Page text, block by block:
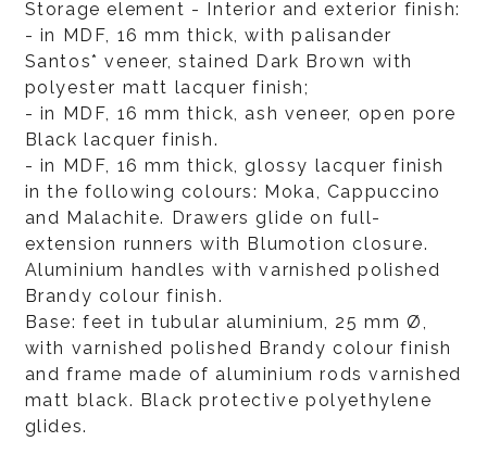
Storage element - Interior and exterior finish:
- in MDF, 16 mm thick, with palisander
Santos* veneer, stained Dark Brown with
polyester matt lacquer finish;
- in MDF, 16 mm thick, ash veneer, open pore
Black lacquer finish.
- in MDF, 16 mm thick, glossy lacquer finish
in the following colours: Moka, Cappuccino
and Malachite. Drawers glide on full-
extension runners with Blumotion closure.
Aluminium handles with varnished polished
Brandy colour finish.
Base: feet in tubular aluminium, 25 mm Ø,
with varnished polished Brandy colour finish
and frame made of aluminium rods varnished
matt black. Black protective polyethylene
glides.